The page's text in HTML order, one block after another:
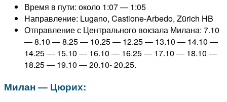
Время в пути: около 1:07 — 1:05
Направление: Lugano, Castione-Arbedo, Zürich HB
Отправление с Центрального вокзала Милана: 7.10
— 8.10 — 8.25 — 10.25 — 12.25 — 13.10 — 14.10 —
14.25 — 15.10 — 16.10 — 16.25 — 17.10 — 18.10 —
18.25 — 19.10 — 20.10- 20.25.
Милан — Цюрих: